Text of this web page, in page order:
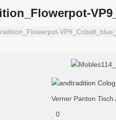
Verner Panton
0